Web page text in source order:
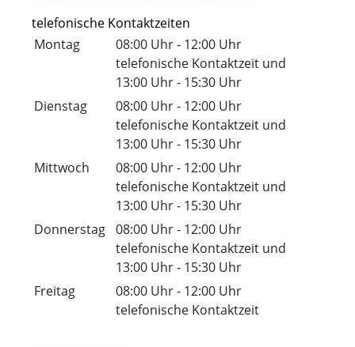
telefonische Kontaktzeiten
Montag
08:00 Uhr- 12:00 Uhr
telefonische Kontaktzeit und
13:00 Uhr- 15:30 Uhr
Dienstag
08:00 Uhr- 12:00 Uhr
telefonische Kontaktzeit und
13:00 Uhr- 15:30 Uhr
Mittwoch
08:00 Uhr- 12:00 Uhr
telefonische Kontaktzeit und
13:00 Uhr- 15:30 Uhr
Donnerstag 08:00 Uhr- 12:00 Uhr
telefonische Kontaktzeit und
13:00 Uhr- 15:30 Uhr
Freitag
08:00 Uhr- 12:00 Uhr
telefonische Kontaktzeit